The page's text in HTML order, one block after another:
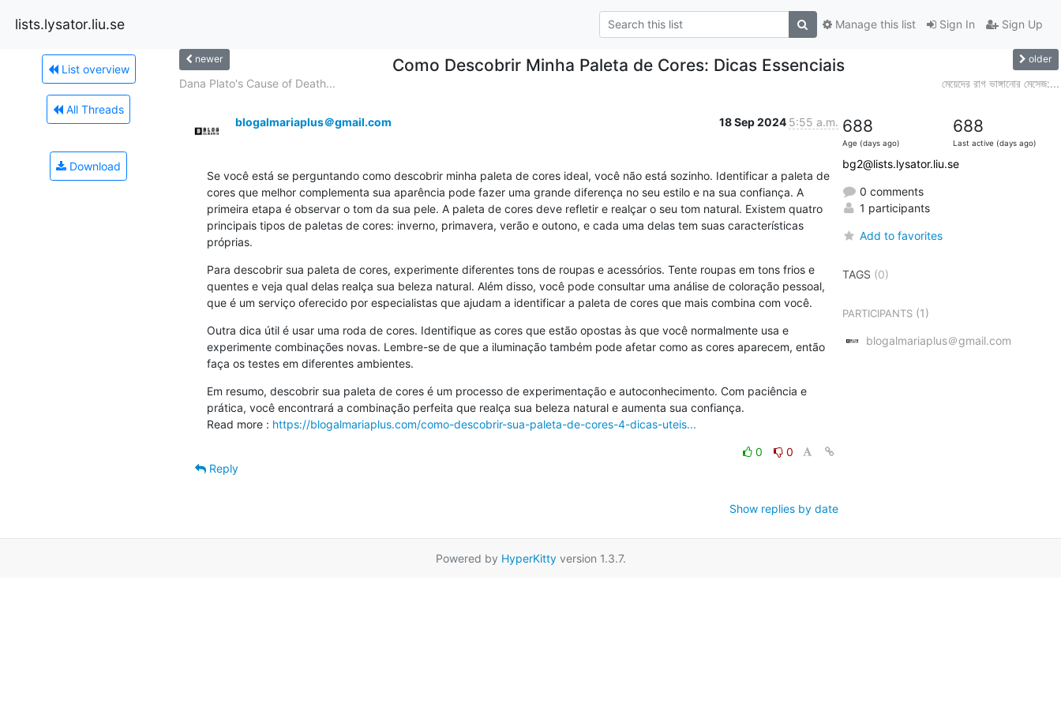
lists.lysator.liu.se Sign In Sign Up
Manage this list
List overview
All Threads
Download
newer Como Descobrir Minha Paleta de Cores: Dicas Essenciais older
Dana Plato's Cause of Death... মেয়েদের রাগ ভাঙ্গানোর মেসেজ:...
blogalmariaplus＠gmail.com 18 Sep 2024 5:55 a.m.
Se você está se perguntando como descobrir minha paleta de cores ideal, você não está sozinho. Identificar a paleta de
cores que melhor complementa sua aparência pode fazer uma grande diferença no seu estilo e na sua confiança. A
primeira etapa é observar o tom da sua pele. A paleta de cores deve refletir e realçar o seu tom natural. Existem quatro
principais tipos de paletas de cores: inverno, primavera, verão e outono, e cada uma delas tem suas características
próprias.
Para descobrir sua paleta de cores, experimente diferentes tons de roupas e acessórios. Tente roupas em tons frios e
quentes e veja qual delas realça sua beleza natural. Além disso, você pode consultar uma análise de coloração pessoal,
que é um serviço oferecido por especialistas que ajudam a identificar a paleta de cores que mais combina com você.
Outra dica útil é usar uma roda de cores. Identifique as cores que estão opostas às que você normalmente usa e
experimente combinações novas. Lembre-se de que a iluminação também pode afetar como as cores aparecem, então
faça os testes em diferentes ambientes.
Em resumo, descobrir sua paleta de cores é um processo de experimentação e autoconhecimento. Com paciência e
prática, você encontrará a combinação perfeita que realça sua beleza natural e aumenta sua confiança.
Read more : https://blogalmariaplus.com/como-descobrir-sua-paleta-de-cores-4-dicas-uteis...
0
0
Reply
Show replies by date
688
Age (days ago)
688
Last active (days ago)
bg2@lists.lysator.liu.se
0 comments
1 participants
Add to favorites
TAGS (0)
PARTICIPANTS(1)
blogalmariaplus＠gmail.com
Powered by HyperKittyversion 1.3.7.